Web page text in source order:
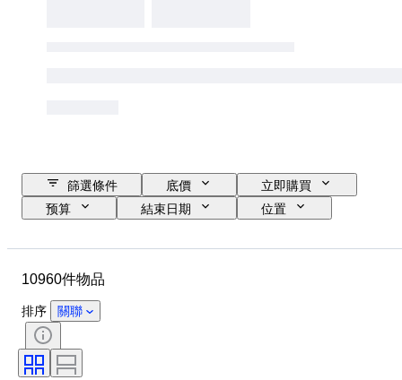
篩選條件 底價
立即購買
预算
結束日期
位置
性別
時期
訂裝
顏色
時代
10960件物品
排序 關聯